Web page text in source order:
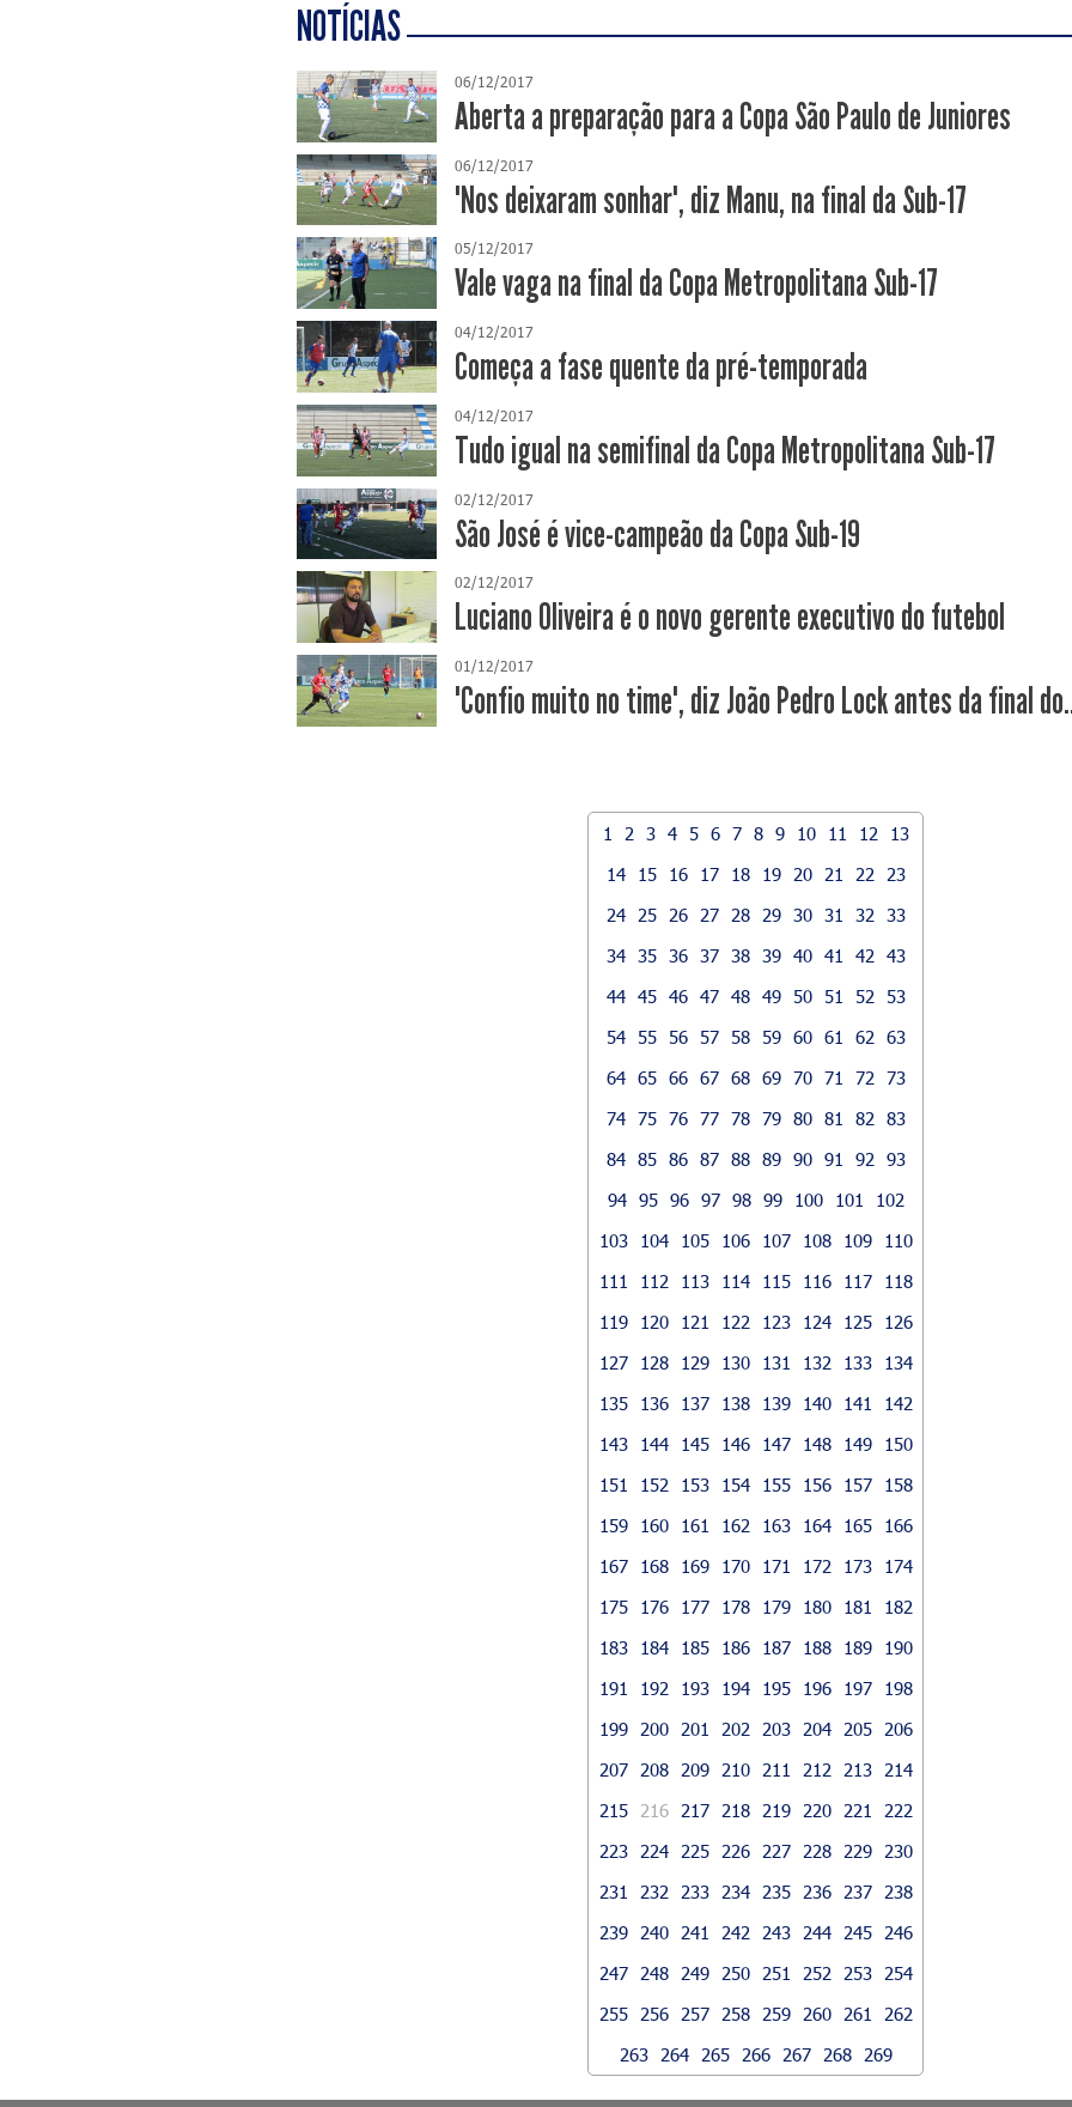
NOTÍCIAS
06/12/2017
Aberta a preparação para a Copa São Paulo de Juniores
06/12/2017
"Nos deixaram sonhar", diz Manu, na final da Sub-17
05/12/2017
Vale vaga na final da Copa Metropolitana Sub-17
04/12/2017
Começa a fase quente da pré-temporada
04/12/2017
Tudo igual na semifinal da Copa Metropolitana Sub-17
02/12/2017
São José é vice-campeão da Copa Sub-19
02/12/2017
Luciano Oliveira é o novo gerente executivo do futebol
01/12/2017
"Confio muito no time", diz João Pedro Lock antes da final
1 2 3 4 5 6 7 8 9 10 11 12
13
14
15 16 17 18 19 20 21 22
23
24
25 26 27 28 29 30 31 32
33
34 35 36 37 38 39 40 41 42
43
44 45 46 47 48 49 50 51 52
53
54 55 56 57 58 59 60 61 62
63
64 65 66 67 68 69 70 71 72
73
74 75 76 77 78 79 80 81 82
83
84 85 86 87 88 89 90 91 92
93
94 95 96 97 98 99 100 101
102
103
104 105 106 107 108 109
110
111
112 113 114 115 116 117
118
119
120 121 122 123 124 125
126
127
128 129 130 131 132 133
134
135
136 137 138 139 140 141
142
143
144 145 146 147 148 149
150
151
152 153 154 155 156 157
158
159
160 161 162 163 164 165
166
167
168 169 170 171 172 173
174
175
176 177 178 179 180 181
182
183
184 185 186 187 188 189
190
191
192 193 194 195 196 197
198
199
200 201 202 203 204 205
206
207
208 209 210 211 212 213
214
215
216 217 218 219 220 221
222
223
224 225 226 227 228 229
230
231
232 233 234 235 236 237
238
239
240 241 242 243 244 245
246
247
248 249 250 251 252 253
254
255
256 257 258 259 260 261
262
263
264 265 266 267 268 269